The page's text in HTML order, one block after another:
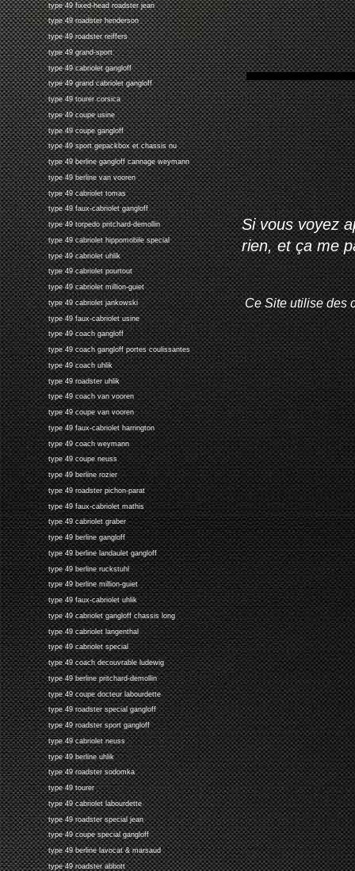
type 49 fixed-head roadster jean
type 49 roadster henderson
type 49 roadster reiffers
type 49 grand-sport
type 49 cabriolet gangloff
type 49 grand cabriolet gangloff
type 49 tourer corsica
type 49 coupe usine
type 49 coupe gangloff
type 49 sport gepackbox et chassis nu
type 49 berline gangloff cannage weymann
type 49 berline van vooren
type 49 cabriolet tomas
type 49 faux-cabriolet gangloff
type 49 torpedo pritchard-demollin
type 49 cabriolet hippomobile special
type 49 cabriolet uhlik
type 49 cabriolet pourtout
type 49 cabriolet million-guiet
type 49 cabriolet jankowski
type 49 faux-cabriolet usine
type 49 coach gangloff
type 49 coach gangloff portes coulissantes
type 49 coach uhlik
type 49 roadster uhlik
type 49 coach van vooren
type 49 coupe van vooren
type 49 faux-cabriolet harrington
type 49 coach weymann
type 49 coupe neuss
type 49 berline rozier
type 49 roadster pichon-parat
type 49 faux-cabriolet mathis
type 49 cabriolet graber
type 49 berline gangloff
type 49 berline landaulet gangloff
type 49 berline ruckstuhl
type 49 berline million-guiet
type 49 faux-cabriolet uhlik
type 49 cabriolet gangloff chassis long
type 49 cabriolet langenthal
type 49 cabriolet special
type 49 coach decouvrable ludewig
type 49 berline pritchard-demollin
type 49 coupe docteur labourdette
type 49 roadster special gangloff
type 49 roadster sport gangloff
type 49 cabriolet neuss
type 49 berline uhlik
type 49 roadster sodomka
type 49 tourer
type 49 cabriolet labourdette
type 49 roadster special jean
type 49 coupe special gangloff
type 49 berline lavocat & marsaud
type 49 roadster abbott
Si vous voyez
rien, et ça me
Ce Site utilise des